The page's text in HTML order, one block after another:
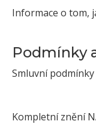
Informace o tom,
Podmínky
Smluvní
Kompletní znění